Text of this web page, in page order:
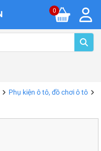
0
Phụ kiện ô tô, đồ chơi ô tô